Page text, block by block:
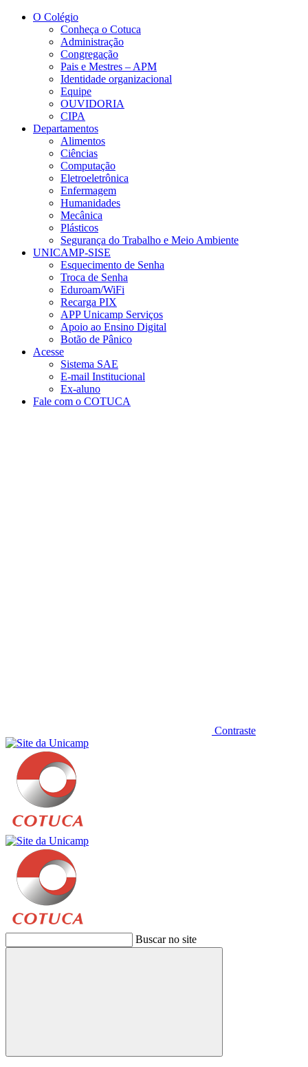
Conteúdo principal
O Colégio
Conheça o Cotuca
Administração
Congregação
Pais e Mestres – APM
Identidade organizacional
Equipe
OUVIDORIA
CIPA
Departamentos
Alimentos
Ciências
Computação
Eletroeletrônica
Enfermagem
Humanidades
Mecânica
Plásticos
Segurança do Trabalho e Meio Ambiente
UNICAMP-SISE
Esquecimento de Senha
Troca de Senha
Eduroam/WiFi
Recarga PIX
APP Unicamp Serviços
Apoio ao Ensino Digital
Botão de Pânico
Acesse
Sistema SAE
E-mail Institucional
Ex-aluno
Fale com o COTUCA
Contraste
Buscar no site
Buscar